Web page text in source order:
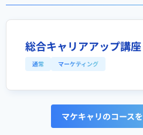
総合キャリアアップ講座
通常 マーケティング
マケキャリのコース